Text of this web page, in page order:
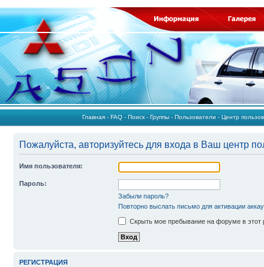
Главная - FAQ - Поиск - Группы - Пользователи - Центр
Пожалуйста, авторизуйтесь для входа в Ваш центр
Имя пользователя:
Пароль:
Забыли пароль?
Повторно выслать письмо для активации
Скрыть мое пребывание на форуме в этот
РЕГИСТРАЦИЯ